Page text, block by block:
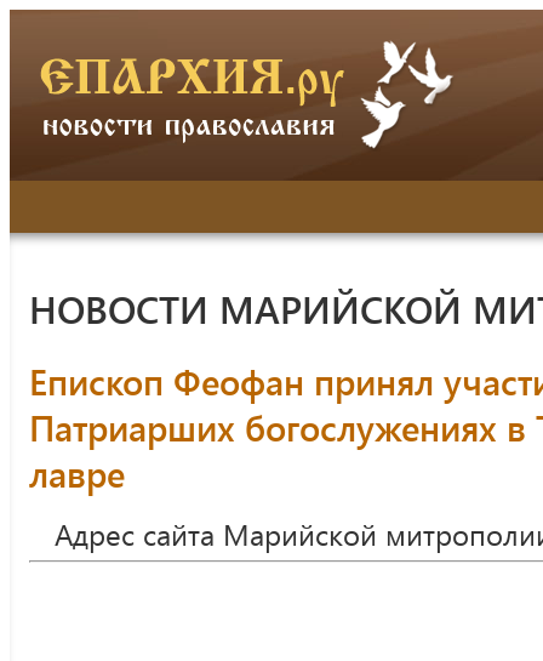
НОВОСТИ МАРИЙСКОЙ
Епископ Феофан принял
Патриарших богослужениях в
лавре
Адрес сайта Марийской